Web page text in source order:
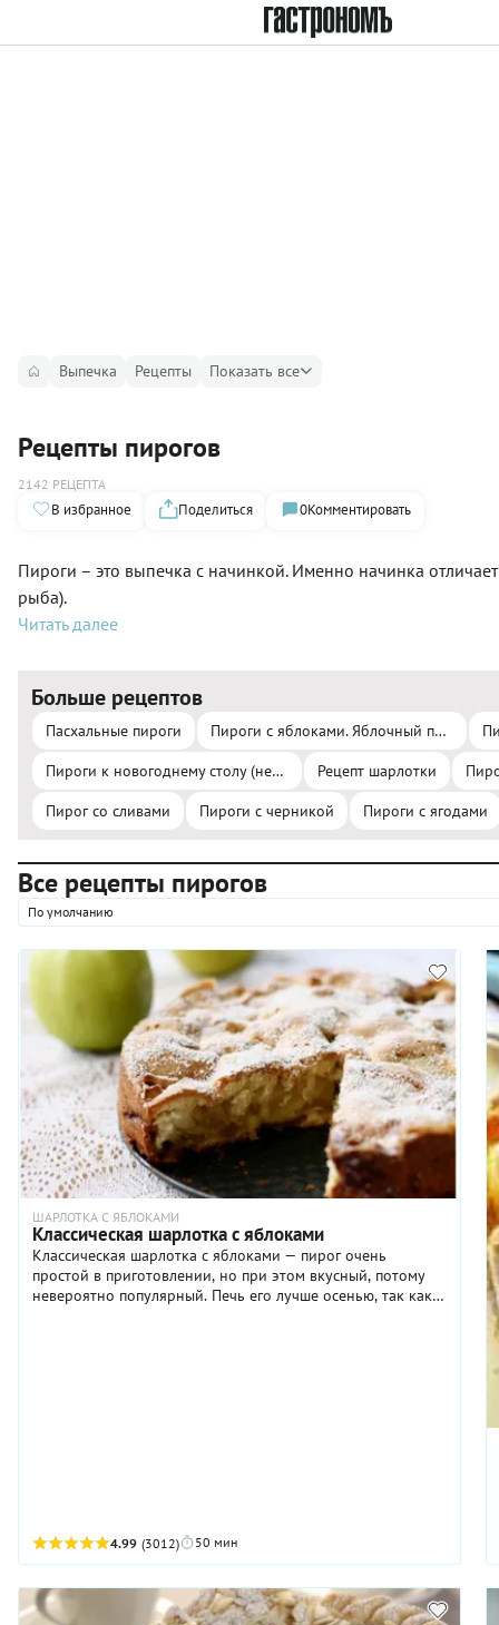
Выпечка Рецепты Показать все
Рецепты пирогов
2142 РЕЦЕПТА
В избранное Поделиться 0Комментировать
Пироги – это выпечка с начинкой. Именно начинка
рыба).
Читать далее
Больше рецептов
Пасхальные пироги Пироги с яблоками. Яблочный пирог
Пироги к новогоднему столу (несладкие)
Рецепт шарлотки
Пирог со сливами
Пироги с черникой Пироги с ягодами
Все рецепты пирогов
По умолчанию
ШАРЛОТКА С ЯБЛОКАМИ
Классическая шарлотка с яблоками
Классическая шарлотка с яблоками — пирог очень
простой в приготовлении, но при этом вкусный, потому
невероятно популярный. Печь его лучше осенью, так как
4.99 (3012) 50 мин